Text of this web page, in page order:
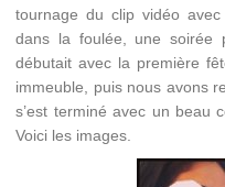
tournage du clip vidéo
dans la foulée, une soirée
débutait avec la première
immeuble, puis nous avons
s’est terminé avec un beau
Voici les images.